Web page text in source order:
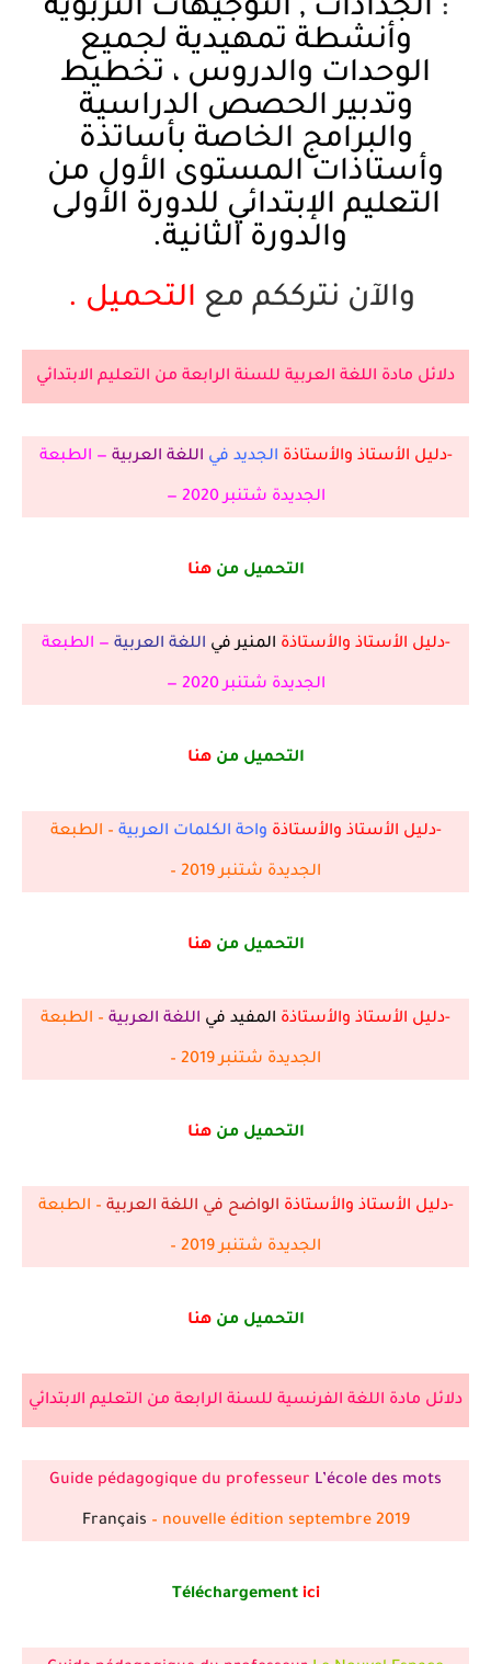
: الجذاذات , التوجيهات التربوية
وأنشطة تمهيدية لجميع
الوحدات والدروس ، تخطيط
وتدبير الحصص الدراسية
والبرامج الخاصة بأساتذة
وأستاذات المستوى الأول من
التعليم الإبتدائي للدورة الأولى
والدورة الثانية.
والآن نترككم مع التحميل .
دلائل مادة اللغة العربية للسنة الرابعة من التعليم الابتدائي
-دليل الأستاذ والأستاذة الجديد في اللغة العربية — الطبعة
الجديدة شتنبر 2020 —
التحميل من هنا
-دليل الأستاذ والأستاذة المنير في اللغة العربية — الطبعة
الجديدة شتنبر 2020 —
التحميل من هنا
-دليل الأستاذ والأستاذة واحة الكلمات العربية – الطبعة
الجديدة شتنبر 2019 –
التحميل من هنا
-دليل الأستاذ والأستاذة المفيد في اللغة العربية – الطبعة
الجديدة شتنبر 2019 –
التحميل من هنا
-دليل الأستاذ والأستاذة الواضح في اللغة العربية – الطبعة
الجديدة شتنبر 2019 –
التحميل من هنا
دلائل مادة اللغة الفرنسية للسنة الرابعة من التعليم الابتدائي
Guide pédagogique du professeur L’école des mots
Français – nouvelle édition septembre 2019
Téléchargement ici